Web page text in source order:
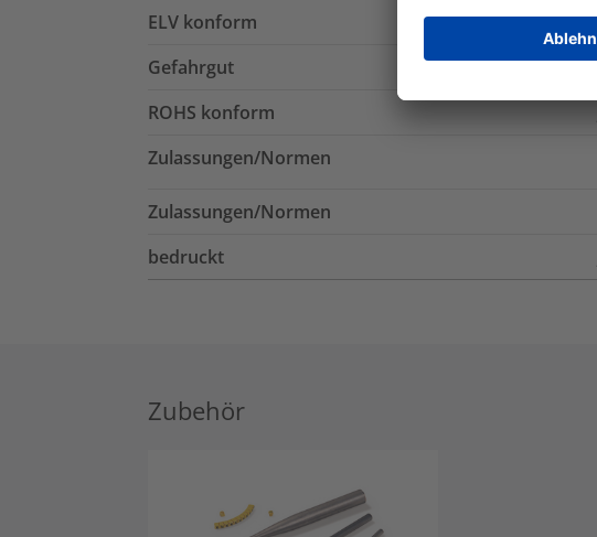
ELV konform
Gefahrgut
ROHS konform
Zulassungen/Normen
Zulassungen/Normen
bedruckt
Zubehör